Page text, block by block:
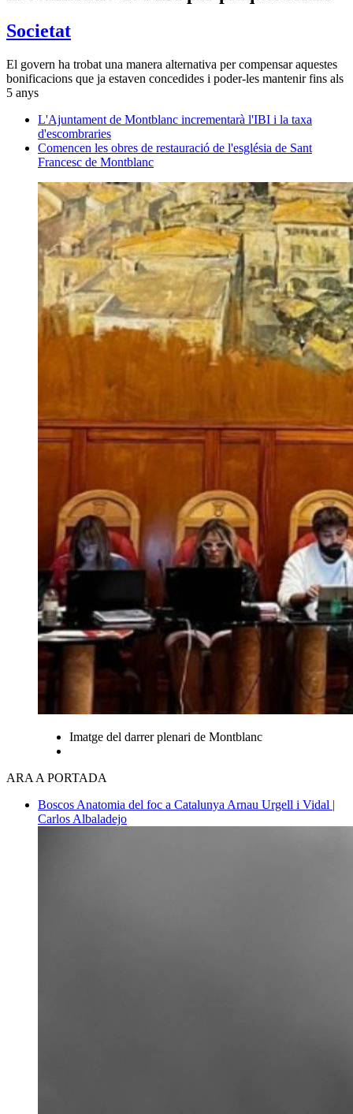
Societat
El govern ha trobat una manera alternativa per compensar aquestes
bonificacions que ja estaven concedides i poder-les mantenir fins als
5 anys
L'Ajuntament de Montblanc incrementarà l'IBI i la taxa
d'escombraries
Comencen les obres de restauració de l'església de Sant
Francesc de Montblanc
Imatge del darrer plenari de Montblanc
ARA A PORTADA
Boscos Anatomia del foc a Catalunya Arnau Urgell i Vidal |
Carlos Albaladejo